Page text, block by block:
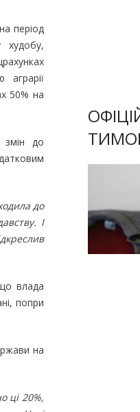
період
худобу,
50% на
змін до
до
І
влада
попри
на
ці 20%,